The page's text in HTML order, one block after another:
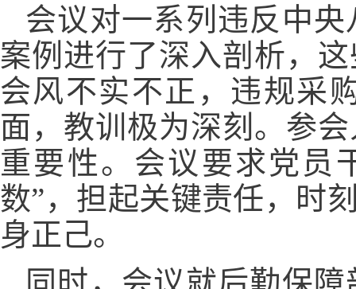
会议对一系列违反中
案例进行了深入剖析，
会风不实不正，违规采
面，教训极为深刻。参
重要性。会议要求党员
数”，担起关键责任，时
身正己。